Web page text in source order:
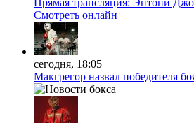
Смотреть онлайн
сегодня, 18:05
Макгрегор назвал победителя